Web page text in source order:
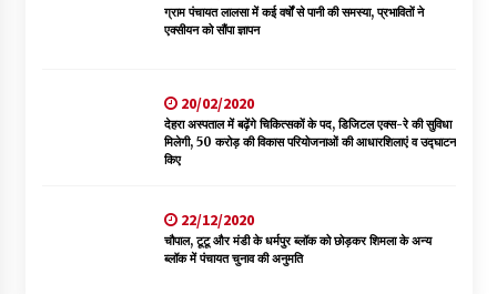
ग्राम पंचायत लालसा में कई वर्षों से पानी की समस्या, प्रभावितों ने
एक्सीयन को सौंपा ज्ञापन
20/02/2020
देहरा अस्पताल में बढ़ेंगे चिकित्सकों के पद, डिजिटल एक्स-रे की सुविधा
मिलेगी, 50 करोड़ की विकास परियोजनाओं की आधारशिलाएं व उद्घाटन
किए
22/12/2020
चौपाल, टूटू और मंडी के धर्मपुर ब्लॉक को छोड़कर शिमला के अन्य
ब्लॉक में पंचायत चुनाव की अनुमति